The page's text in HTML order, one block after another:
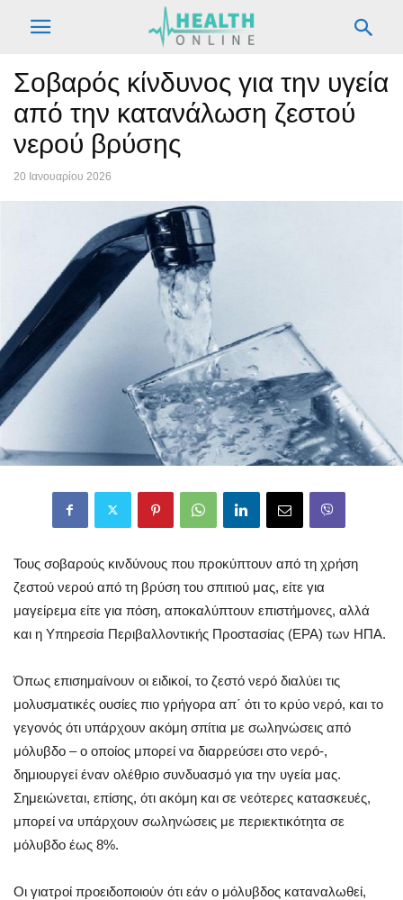
Σοβαρός κίνδυνος για την υγεία
από την κατανάλωση ζεστού
νερού βρύσης
20 Ιανουαρίου 2026
Τους σοβαρούς κινδύνους που προκύπτουν από τη χρήση
ζεστού νερού από τη βρύση του σπιτιού μας, είτε για
μαγείρεμα είτε για πόση, αποκαλύπτουν επιστήμονες, αλλά
και η Υπηρεσία Περιβαλλοντικής Προστασίας (ΕΡΑ) των ΗΠΑ.
Όπως επισημαίνουν οι ειδικοί, το ζεστό νερό διαλύει τις
μολυσματικές ουσίες πιο γρήγορα απ΄ ότι το κρύο νερό, και το
γεγονός ότι υπάρχουν ακόμη σπίτια με σωληνώσεις από
μόλυβδο – ο οποίος μπορεί να διαρρεύσει στο νερό-,
δημιουργεί έναν ολέθριο συνδυασμό για την υγεία μας.
Σημειώνεται, επίσης, ότι ακόμη και σε νεότερες κατασκευές,
μπορεί να υπάρχουν σωληνώσεις με περιεκτικότητα σε
μόλυβδο έως 8%.
Οι γιατροί προειδοποιούν ότι εάν ο μόλυβδος καταναλωθεί,